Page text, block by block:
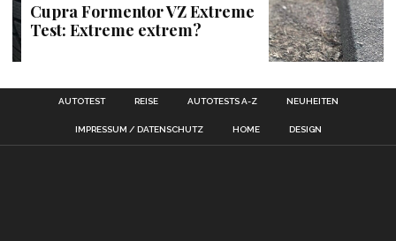
Cupra Formentor VZ Extreme
Test: Extreme extrem?
AUTOTEST REISE AUTOTESTS A-Z NEUHEITEN
IMPRESSUM / DATENSCHUTZ HOME DESIGN